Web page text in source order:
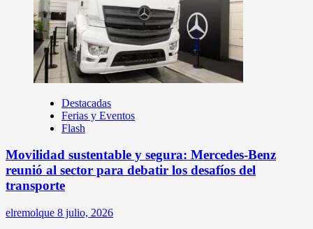
Destacadas
Ferias y Eventos
Flash
Movilidad sustentable y segura: Mercedes-Benz
reunió al sector para debatir los desafíos del
transporte
elremolque 8 julio, 2026